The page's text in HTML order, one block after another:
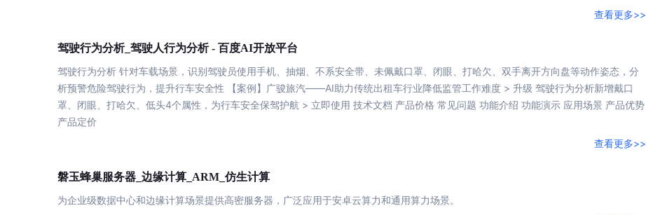
查看更多>>
驾驶行为分析_ 驾驶人行为分析 - 百度AI开放平台
驾驶行为分析 针对车载场景，识别驾驶员使用手机、抽烟、不系安全带、未佩戴口罩、闭眼、打哈欠、双手离开方向盘等动作姿态，分
析预警危险驾驶行为，提升行车安全性 【案例】广骏旅汽——AI助力传统出租车行业降低监管工作难度 > 升级 驾驶行为分析新增戴口
罩、闭眼、打哈欠、低头4个属性，为行车安全保驾护航 > 立即使用 技术文档 产品价格 常见问题 功能介绍 功能演示 应用场景 产品优势
产品定价
查看更多>>
磐玉蜂巢服务器_边缘计算 _ARM_仿生计算
为企业级数据中心和边缘计算场景提供高密服务器，广泛应用于安卓云算力和通用算力场景。